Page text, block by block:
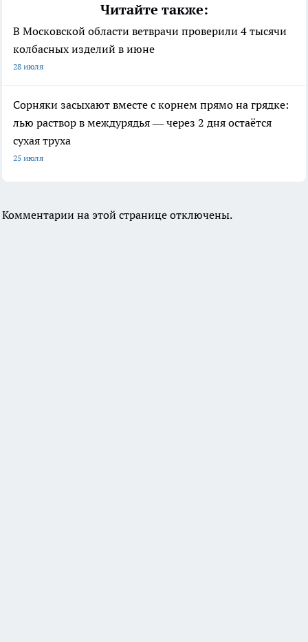
Читайте также:
В Московской области ветврачи проверили 4 тысячи
колбасных изделий в июне
28 июля
Сорняки засыхают вместе с корнем прямо на грядке:
лью раствор в междурядья — через 2 дня остаётся
сухая труха
25 июля
Комментарии на этой странице отключены.